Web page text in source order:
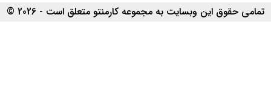
تمامی حقوق این وبسایت به مجموعه کارمنتو متعلق است - 2026 ©